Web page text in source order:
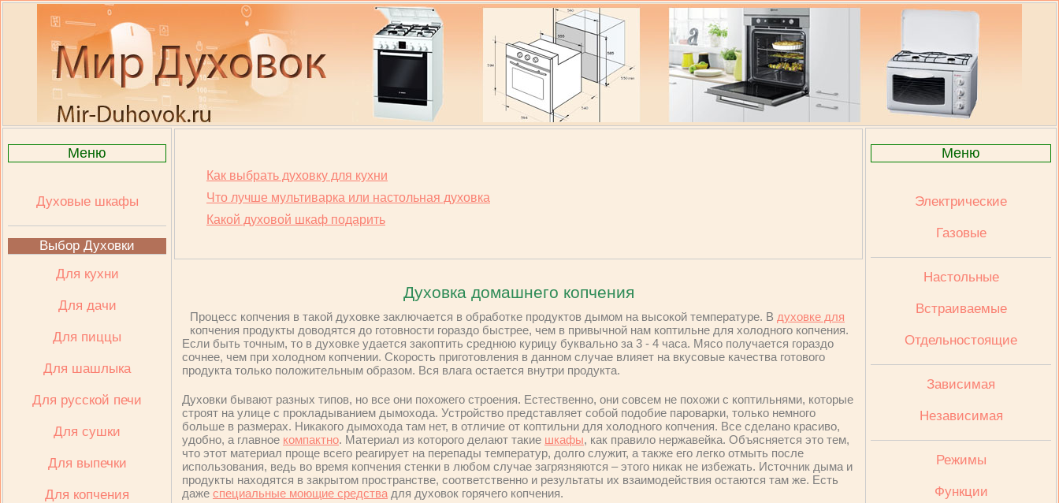
Меню
Духовые шкафы
Выбор Духовки
Для кухни
Для дачи
Для пиццы
Для шашлыка
Для русской печи
Для сушки
Для выпечки
Для копчения
Как выбрать духовку для кухни
Что лучше мультиварка или настольная духовка
Какой духовой шкаф подарить
Духовка домашнего копчения
Процесс копчения в такой духовке заключается в обработке продуктов дымом на высокой температуре. В духовке для
копчения продукты доводятся до готовности гораздо быстрее, чем в привычной нам коптильне для холодного копчения.
Если быть точным, то в духовке удается закоптить среднюю курицу буквально за 3 - 4 часа. Мясо получается гораздо
сочнее, чем при холодном копчении. Скорость приготовления в данном случае влияет на вкусовые качества готового
продукта только положительным образом. Вся влага остается внутри продукта.
Духовки бывают разных типов, но все они похожего строения. Естественно, они совсем не похожи с коптильнями, которые
строят на улице с прокладыванием дымохода. Устройство представляет собой подобие пароварки, только немного
больше в размерах. Никакого дымохода там нет, в отличие от коптильни для холодного копчения. Все сделано красиво,
удобно, а главное компактно. Материал из которого делают такие шкафы, как правило нержавейка. Объясняется это тем,
что этот материал проще всего реагирует на перепады температур, долго служит, а также его легко отмыть после
использования, ведь во время копчения стенки в любом случае загрязняются – этого никак не избежать. Источник дыма и
продукты находятся в закрытом пространстве, соответственно и результаты их взаимодействия остаются там же. Есть
даже специальные моющие средства для духовок горячего копчения.
Меню
Электрические
Газовые
Настольные
Встраиваемые
Отдельностоящие
Зависимая
Независимая
Режимы
Функции